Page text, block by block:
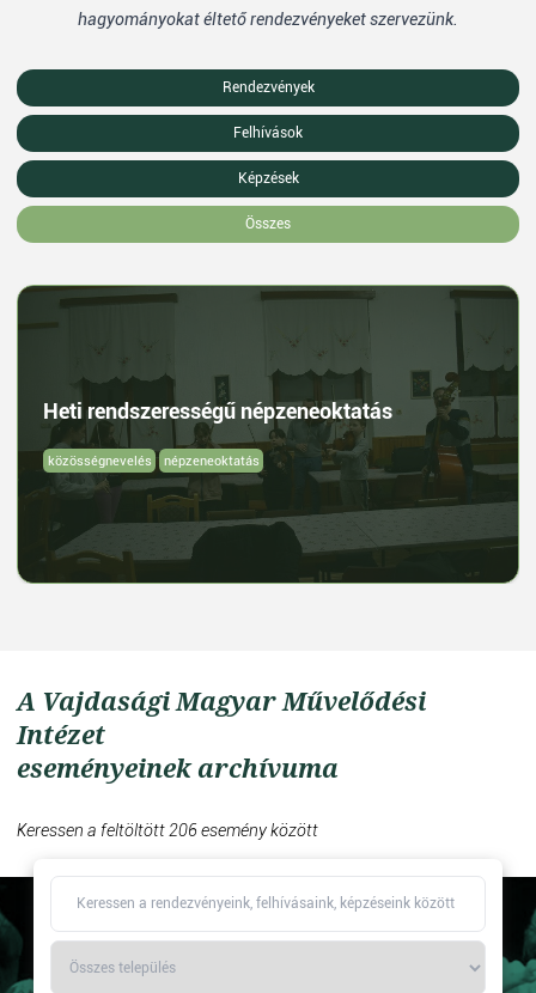
hagyományokat éltető rendezvényeket szervezünk.
Rendezvények
Felhívások
Képzések
Összes
Heti rendszerességű népzeneoktatás
közösségnevelés népzeneoktatás
A Vajdasági Magyar Művelődési
Intézet
eseményeinek archívuma
Keressen a feltöltött 206 esemény között